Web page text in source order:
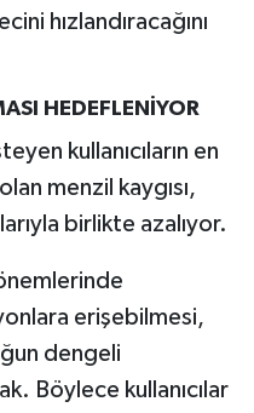
hızlandıracağını
HEDEFLENİYOR
kullanıcıların en
menzil kaygısı,
birlikte azalıyor.
erişebilmesi,
dengeli
Böylece kullanıcılar